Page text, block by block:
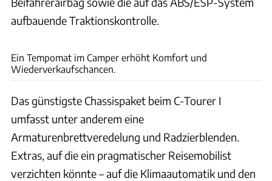
aufbauende Traktionskontrolle.
Ein Tempomat im Camper erhöht Komfort und
Wiederverkaufschancen.
Das günstigste Chassispaket beim C-Tourer I
umfasst unter anderem eine
Armaturenbrettveredelung und Radzierblenden.
Extras, auf die ein pragmatischer Reisemobilist
verzichten könnte – auf die Klimaautomatik und den